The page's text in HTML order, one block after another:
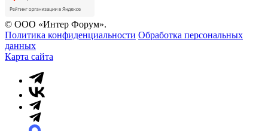
© ООО «Интер Форум».
Политика конфиденциальности Обработка персональных
данных
Карта сайта